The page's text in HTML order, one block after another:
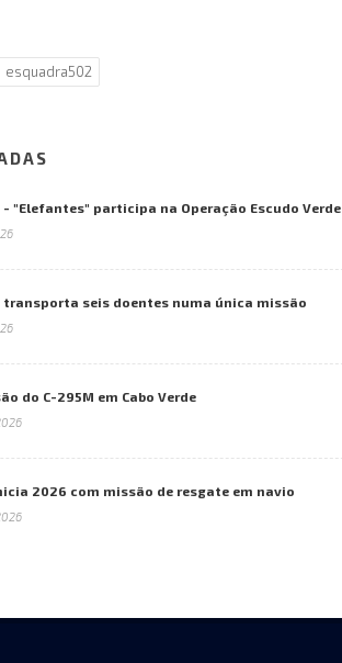
esquadra502
- "Elefantes" participa na Operação Escudo Verde
transporta seis doentes numa única missão
do C-295M em Cabo Verde
2026 com missão de resgate em navio